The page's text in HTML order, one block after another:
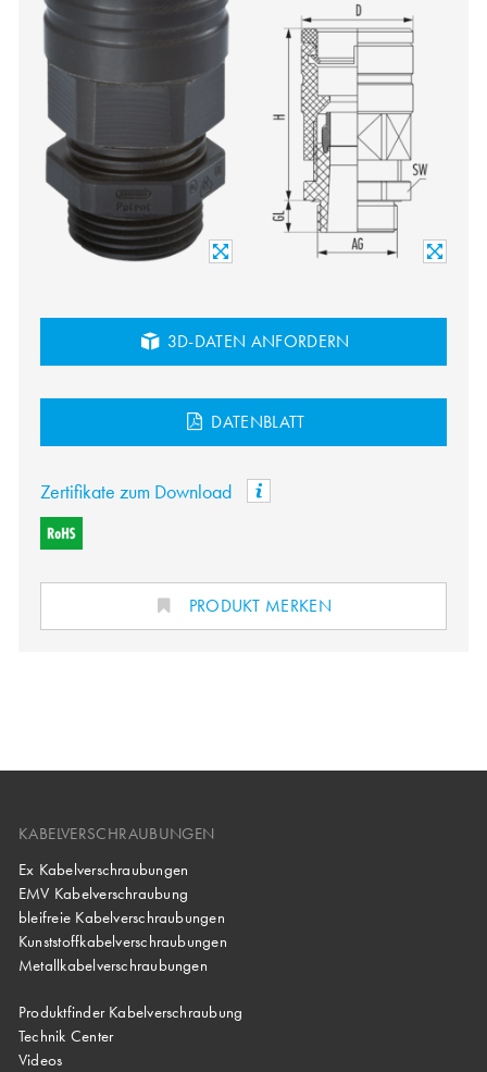
3D-DATEN ANFORDERN
DATENBLATT
Zertifikate zum Download
PRODUKT MERKEN
KABELVERSCHRAUBUNGEN
Ex Kabelverschraubungen
EMV Kabelverschraubung
bleifreie Kabelverschraubungen
Kunststoffkabelverschraubungen
Metallkabelverschraubungen
Produktfinder Kabelverschraubung
Technik Center
Videos